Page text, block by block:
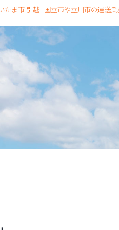
たま市 引越 | 国立市や立川市の運送